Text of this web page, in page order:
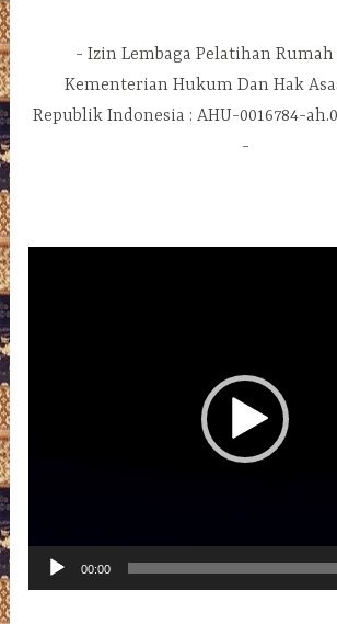
Izin Lembaga Pelatihan
Kementerian Hukum Dan Hak
Republik Indonesia : AHU-0016784-
00:00